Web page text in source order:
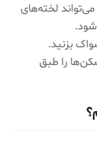
لخته‌های
بزنید.
را طبق